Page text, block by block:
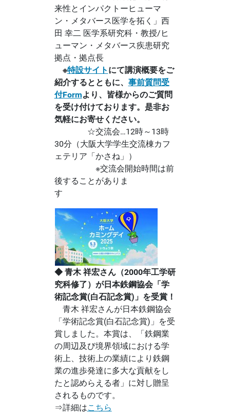
来性とインパクトーヒューマ
ン・メタバース医学を拓く」西
田 幸二 医学系研究科・教授/ヒ
ューマン・メタバース疾患研究
拠点・拠点長
※特設サイト にて講演概要をご
紹介するとともに、 事前質問受
付Formより、皆様からのご質問
を受け付けております。是非お
気軽にお寄せください。
☆交流会…12時～13時
30分（大阪大学学生交流棟カフ
ェテリア「かさね」）
※交流会開始時間は前
後することがありま
す
◆ 青木 祥宏さん（2000年工学研
究科修了）が日本鉄鋼協会「学
術記念賞(白石記念賞)」を受賞！
青木 祥宏さんが日本鉄鋼協会
「学術記念賞(白石記念賞)」を受
賞しました。本賞は、「鉄鋼業
の周辺及び境界領域における学
術上、技術上の業績により鉄鋼
業の進歩発達に多大な貢献をし
たと認めらえる者」に対し贈呈
されるものです。
⇒詳細はこちら